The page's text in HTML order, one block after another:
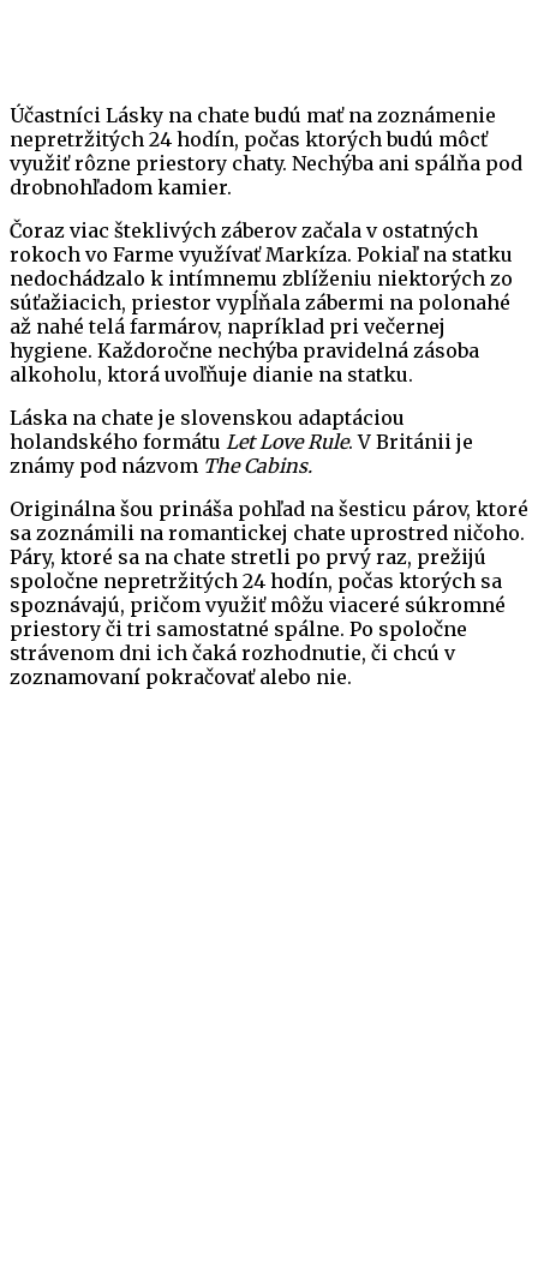
Účastníci Lásky na chate budú mať na zoznámenie
nepretržitých 24 hodín, počas ktorých budú môcť
využiť rôzne priestory chaty. Nechýba ani spálňa pod
drobnohľadom kamier.
Čoraz viac šteklivých záberov začala v ostatných
rokoch vo Farme využívať Markíza. Pokiaľ na statku
nedochádzalo k intímnemu zblíženiu niektorých zo
súťažiacich, priestor vypĺňala zábermi na polonahé
až nahé telá farmárov, napríklad pri večernej
hygiene. Každoročne nechýba pravidelná zásoba
alkoholu, ktorá uvoľňuje dianie na statku.
Láska na chate je slovenskou adaptáciou
holandského formátu Let Love Rule. V Británii je
známy pod názvom The Cabins.
Originálna šou prináša pohľad na šesticu párov, ktoré
sa zoznámili na romantickej chate uprostred ničoho.
Páry, ktoré sa na chate stretli po prvý raz, prežijú
spoločne nepretržitých 24 hodín, počas ktorých sa
spoznávajú, pričom využiť môžu viaceré súkromné
priestory či tri samostatné spálne. Po spoločne
strávenom dni ich čaká rozhodnutie, či chcú v
zoznamovaní pokračovať alebo nie.